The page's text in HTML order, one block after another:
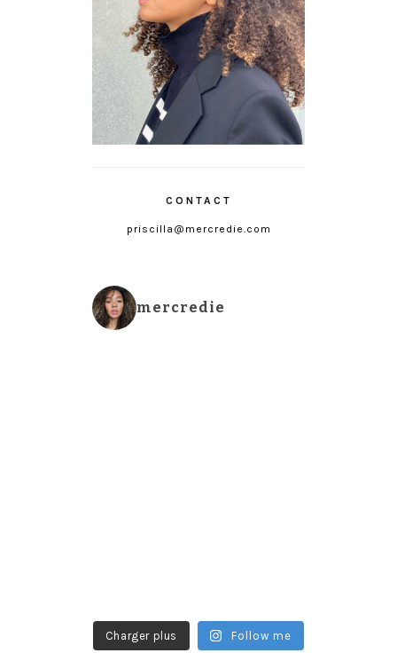
CONTACT
priscilla@mercredie.com
mercredie
Charger plus Follow me